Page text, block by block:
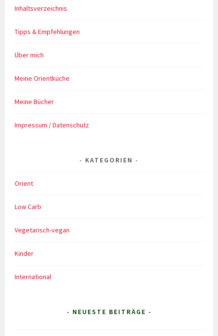
Inhaltsverzeichnis
Tipps & Empfehlungen
Über mich
Meine Orientküche
Meine Bücher
Impressum / Datenschutz
KATEGORIEN
Orient
Low Carb
Vegetarisch-vegan
Kinder
International
- NEUESTE BEITRÄGE -